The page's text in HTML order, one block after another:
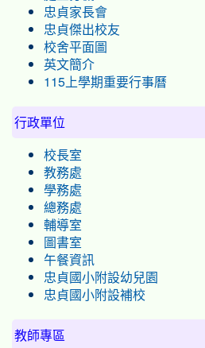
忠貞家長會
忠貞傑出校友
校舍平面圖
英文簡介
115上學期重要行事曆
行政單位
校長室
教務處
學務處
總務處
輔導室
圖書室
午餐資訊
忠貞國小附設幼兒園
忠貞國小附設補校
教師專區